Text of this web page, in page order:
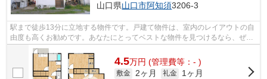
山口県山口市阿知須3206-3
駅まで徒歩13分に立地する物件です。戸建て物件は、室内のレイアウトの自
由度も高くお勧めです。あなたにとってベストな物件を見つけるなら、ぜひ
とも当社におまかせください。数々の...
4.5万円 (管理費等：- )
敷金 2ヶ月 礼金
1ヶ月